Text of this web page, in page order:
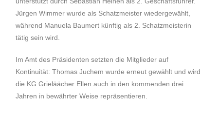
Jürgen Wimmer wurde als Schatzmeister wiedergewählt,
während Manuela Baumert künftig als 2. Schatzmeisterin
tätig sein wird.
Im Amt des Präsidenten setzten die Mitglieder auf
Kontinuität: Thomas Juchem wurde erneut gewählt und wird
die KG Grieläächer Ellen auch in den kommenden drei
Jahren in bewährter Weise repräsentieren.